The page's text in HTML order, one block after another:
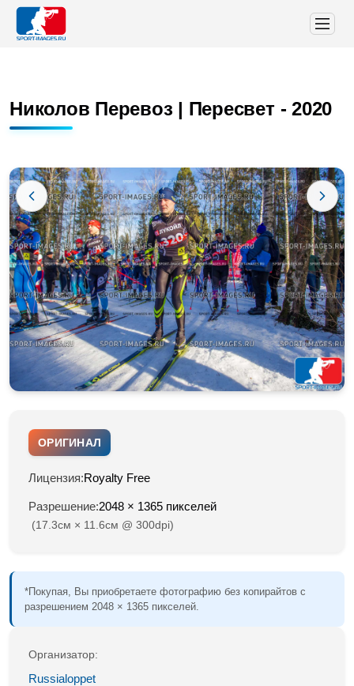
Николов Перевоз | Пересвет - 2020
ОРИГИНАЛ
Лицензия:Royalty Free
Разрешение:2048 × 1365 пикселей
(17.3см × 11.6см @ 300dpi)
*Покупая, Вы приобретаете фотографию без копирайтов с
разрешением 2048 × 1365 пикселей.
Организатор:
Russialoppet